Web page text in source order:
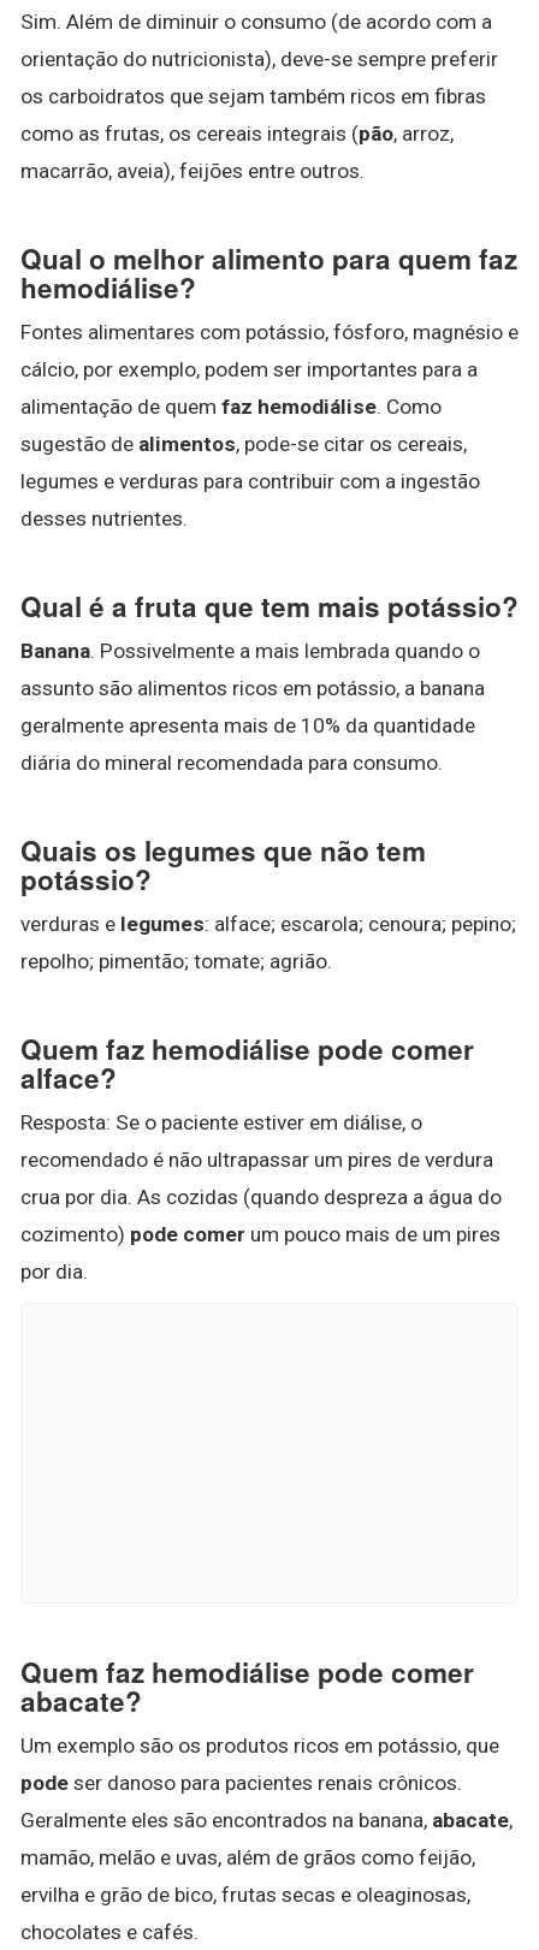
Sim. Além de diminuir o consumo (de acordo com a
orientação do nutricionista), deve-se sempre preferir
os carboidratos que sejam também ricos em fibras
como as frutas, os cereais integrais (pão, arroz,
macarrão, aveia), feijões entre outros.
Qual o melhor alimento para quem faz
hemodiálise?
Fontes alimentares com potássio, fósforo, magnésio e
cálcio, por exemplo, podem ser importantes para a
alimentação de quem faz hemodiálise. Como
sugestão de alimentos, pode-se citar os cereais,
legumes e verduras para contribuir com a ingestão
desses nutrientes.
Qual é a fruta que tem mais potássio?
Banana. Possivelmente a mais lembrada quando o
assunto são alimentos ricos em potássio, a banana
geralmente apresenta mais de 10% da quantidade
diária do mineral recomendada para consumo.
Quais os legumes que não tem
potássio?
verduras e legumes: alface; escarola; cenoura; pepino;
repolho; pimentão; tomate; agrião.
Quem faz hemodiálise pode comer
alface?
Resposta: Se o paciente estiver em diálise, o
recomendado é não ultrapassar um pires de verdura
crua por dia. As cozidas (quando despreza a água do
cozimento) pode comer um pouco mais de um pires
por dia.
Quem faz hemodiálise pode comer
abacate?
Um exemplo são os produtos ricos em potássio, que
pode ser danoso para pacientes renais crônicos.
Geralmente eles são encontrados na banana, abacate,
mamão, melão e uvas, além de grãos como feijão,
ervilha e grão de bico, frutas secas e oleaginosas,
chocolates e cafés.